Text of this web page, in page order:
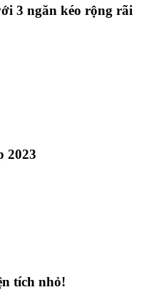
3 ngăn kéo rộng rãi
2023
tích nhỏ!